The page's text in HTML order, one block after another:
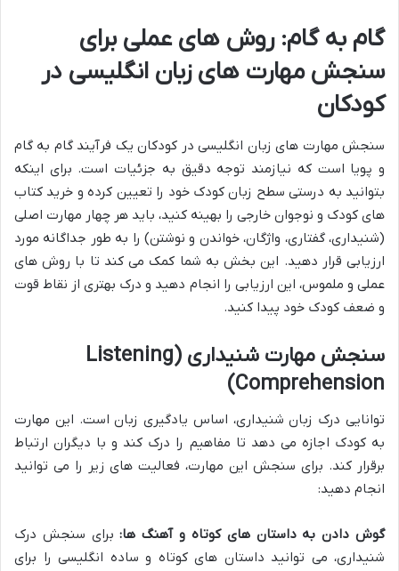
گام به گام: روش های عملی برای
سنجش مهارت های زبان انگلیسی در
کودکان
سنجش مهارت های زبان انگلیسی در کودکان یک فرآیند گام به گام
و پویا است که نیازمند توجه دقیق به جزئیات است. برای اینکه
بتوانید به درستی سطح زبان کودک خود را تعیین کرده و خرید کتاب
های کودک و نوجوان خارجی را بهینه کنید، باید هر چهار مهارت اصلی
(شنیداری، گفتاری، واژگان، خواندن و نوشتن) را به طور جداگانه مورد
ارزیابی قرار دهید. این بخش به شما کمک می کند تا با روش های
عملی و ملموس، این ارزیابی را انجام دهید و درک بهتری از نقاط قوت
و ضعف کودک خود پیدا کنید.
سنجش مهارت شنیداری (Listening
Comprehension)
توانایی درک زبان شنیداری، اساس یادگیری زبان است. این مهارت
به کودک اجازه می دهد تا مفاهیم را درک کند و با دیگران ارتباط
برقرار کند. برای سنجش این مهارت، فعالیت های زیر را می توانید
انجام دهید:
گوش دادن به داستان های کوتاه و آهنگ ها:برای سنجش درک
شنیداری، می توانید داستان های کوتاه و ساده انگلیسی را برای